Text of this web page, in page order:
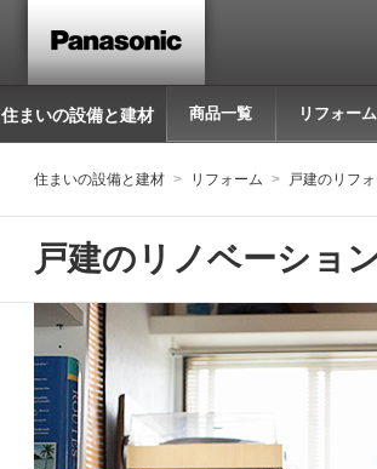
住まいの設備と建材 商品一覧 リフォーム
住まいの設備と建材 リフォーム 戸建のリフ
戸建のリノベーショ